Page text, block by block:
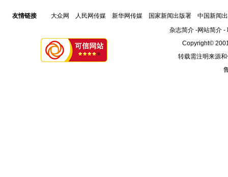
友情链接 大众网 人民网传媒 新华网传媒 国家新闻出版署
中国新闻
杂志简介-网站简介-
Copyright©
转载需注明来源